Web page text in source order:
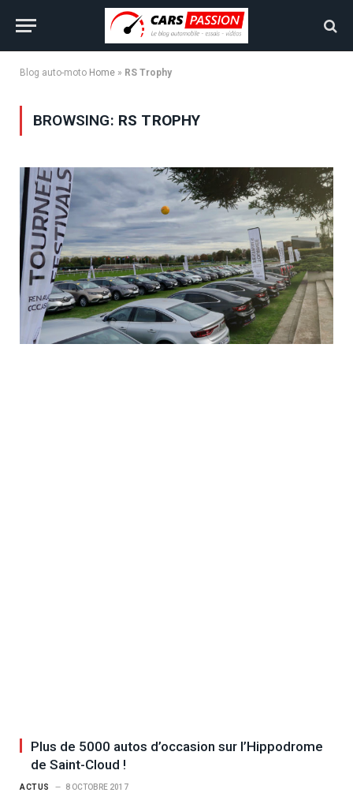
Blog auto-moto Home » RS Trophy
BROWSING: RS TROPHY
Plus de 5000 autos d’occasion sur l’Hippodrome
de Saint-Cloud !
ACTUS 8 OCTOBRE 2017